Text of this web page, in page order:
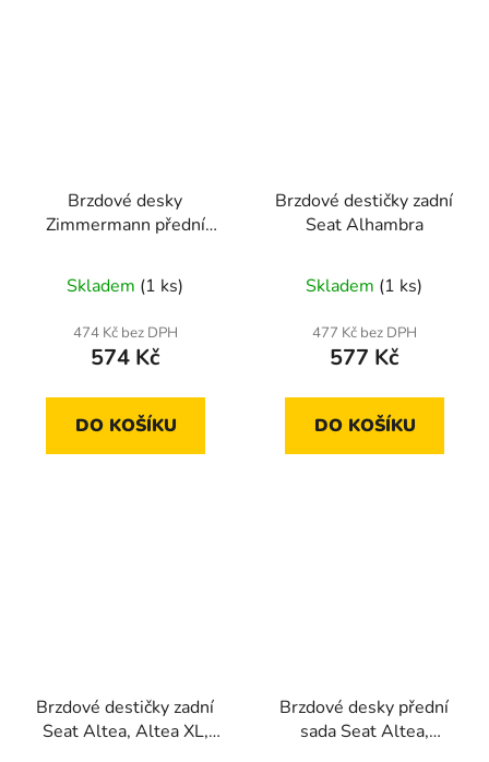
Brzdové desky
Zimmermann přední
Skladem (1 ks)
474 Kč bez DPH
574 Kč
DO KOŠÍKU
Brzdové destičky zadní
Seat Alhambra
Skladem (1 ks)
477 Kč bez DPH
577 Kč
DO KOŠÍKU
Brzdové destičky zadní
Seat Altea, Altea XL,
Brzdové desky přední
sada Seat Altea,